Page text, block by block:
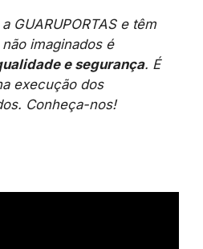
GUARUPORTAS e têm
imaginados é
e segurança. É
execução dos
Conheça-nos!